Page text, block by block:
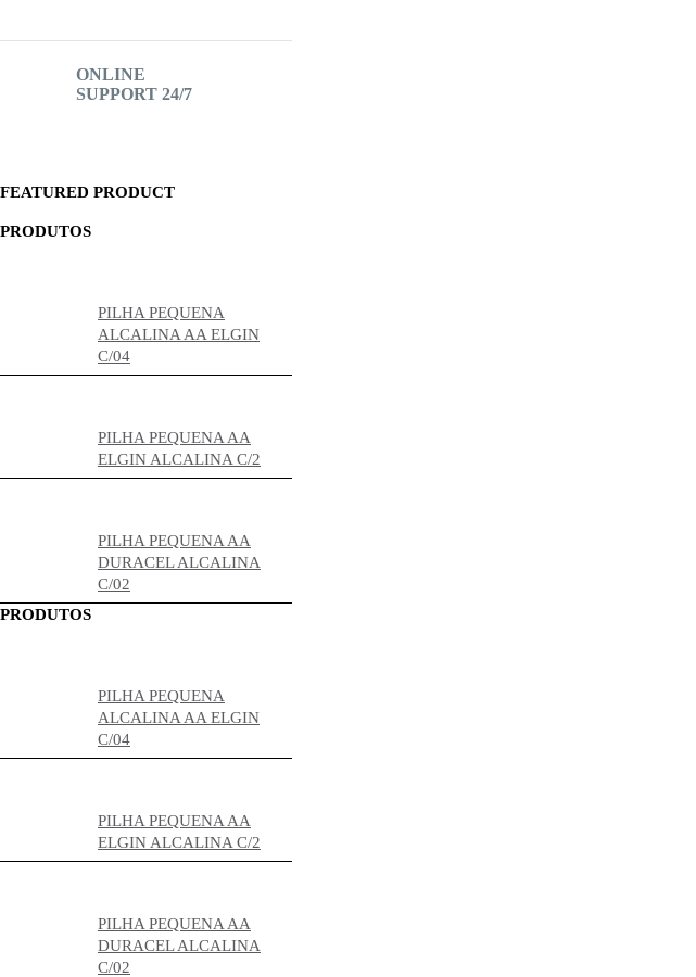
ONLINE
SUPPORT 24/7
FEATURED PRODUCT
PRODUTOS
PILHA PEQUENA
ALCALINA AA ELGIN
C/04
PILHA PEQUENA AA
ELGIN ALCALINA C/2
PILHA PEQUENA AA
DURACEL ALCALINA
C/02
PRODUTOS
PILHA PEQUENA
ALCALINA AA ELGIN
C/04
PILHA PEQUENA AA
ELGIN ALCALINA C/2
PILHA PEQUENA AA
DURACEL ALCALINA
C/02